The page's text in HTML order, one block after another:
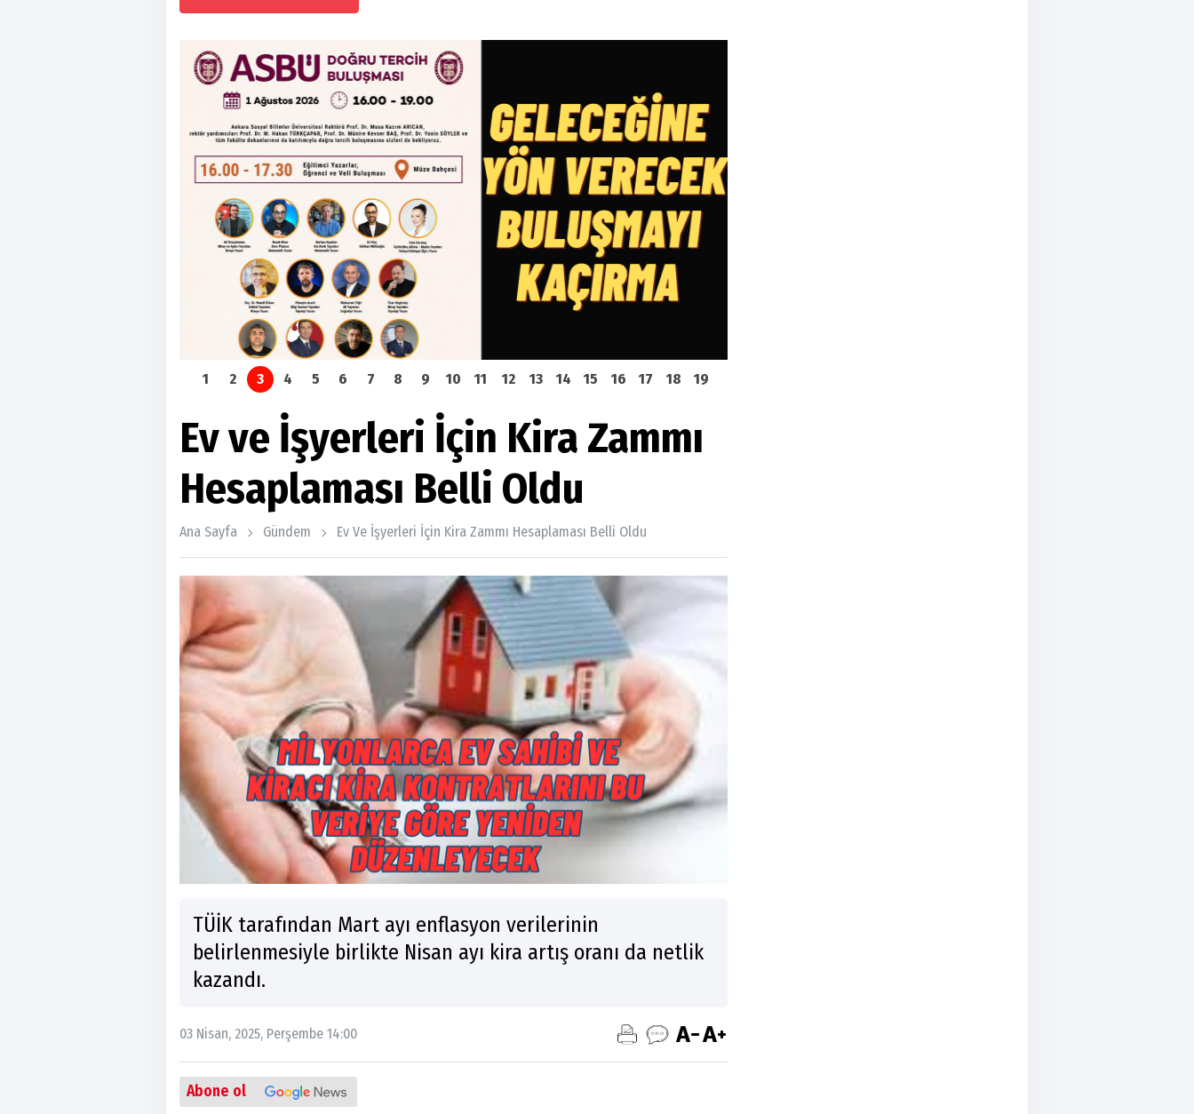
1 2 3 4 5 6 7 8 9 10 11 12 13 14 15 16 17 18 19
Ev ve İşyerleri İçin Kira Zammı
Hesaplaması Belli Oldu
Ana Sayfa Gündem Ev Ve İşyerleri İçin Kira Zammı Hesaplaması Belli Oldu
TÜİK tarafından Mart ayı enflasyon verilerinin
belirlenmesiyle birlikte Nisan ayı kira artış oranı da netlik
kazandı.
03 Nisan, 2025, Perşembe 14:00
Abone ol